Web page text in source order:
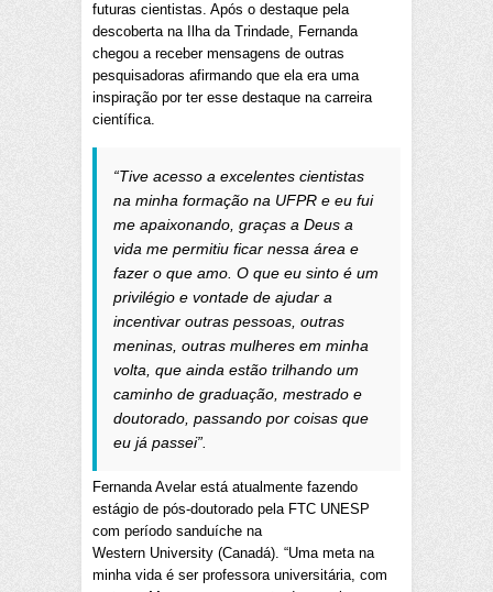
futuras cientistas. Após o destaque pela
descoberta na Ilha da Trindade, Fernanda
chegou a receber mensagens de outras
pesquisadoras afirmando que ela era uma
inspiração por ter esse destaque na carreira
científica.
“Tive acesso a excelentes cientistas
na minha formação na UFPR e eu fui
me apaixonando, graças a Deus a
vida me permitiu ficar nessa área e
fazer o que amo. O que eu sinto é um
privilégio e vontade de ajudar a
incentivar outras pessoas, outras
meninas, outras mulheres em minha
volta, que ainda estão trilhando um
caminho de graduação, mestrado e
doutorado, passando por coisas que
eu já passei”.
Fernanda Avelar está atualmente fazendo
estágio de pós-doutorado pela FTC UNESP
com período sanduíche na
Western University (Canadá). “Uma meta na
minha vida é ser professora universitária, com